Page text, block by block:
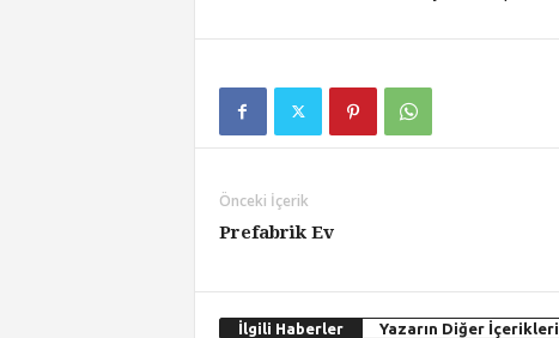
Önceki İçerik
Prefabrik Ev
İlgili Haberler Yazarın Diğer İçerikleri